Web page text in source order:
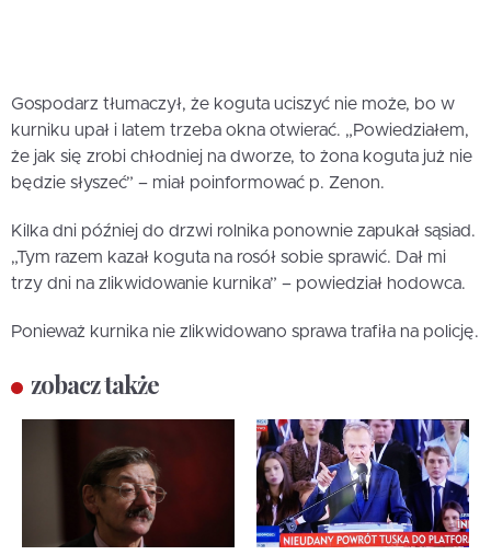
Gospodarz tłumaczył, że koguta uciszyć nie może, bo w
kurniku upał i latem trzeba okna otwierać. „Powiedziałem,
że jak się zrobi chłodniej na dworze, to żona koguta już nie
będzie słyszeć” – miał poinformować p. Zenon.
Kilka dni później do drzwi rolnika ponownie zapukał sąsiad.
„Tym razem kazał koguta na rosół sobie sprawić. Dał mi
trzy dni na zlikwidowanie kurnika” – powiedział hodowca.
Ponieważ kurnika nie zlikwidowano sprawa trafiła na policję.
zobacz także